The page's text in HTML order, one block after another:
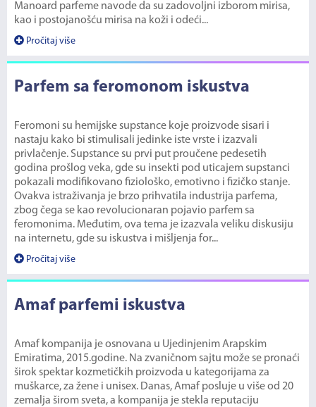
Manoard parfeme navode da su zadovoljni izborom mirisa,
kao i postojanošću mirisa na koži i odeći...
Pročitaj više
Parfem sa feromonom iskustva
Feromoni su hemijske supstance koje proizvode sisari i
nastaju kako bi stimulisali jedinke iste vrste i izazvali
privlačenje. Supstance su prvi put proučene pedesetih
godina prošlog veka, gde su insekti pod uticajem supstanci
pokazali modifikovano fiziološko, emotivno i fizičko stanje.
Ovakva istraživanja je brzo prihvatila industrija parfema,
zbog čega se kao revolucionaran pojavio parfem sa
feromonima. Međutim, ova tema je izazvala veliku diskusiju
na internetu, gde su iskustva i mišljenja for...
Pročitaj više
Amaf parfemi iskustva
Amaf kompanija je osnovana u Ujedinjenim Arapskim
Emiratima, 2015.godine. Na zvaničnom sajtu može se pronaći
širok spektar kozmetičkih proizvoda u kategorijama za
muškarce, za žene i unisex. Danas, Amaf posluje u više od 20
zemalja širom sveta, a kompanija je stekla reputaciju